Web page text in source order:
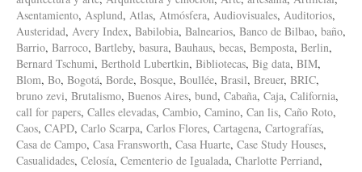
Asentamiento, Asplund, Atlas, Atmósfera, Audiovisuales, Auditorios,
Austeridad, Avery Index, Babilobia, Balnearios, Banco de Bilbao, baño,
Barrio, Barroco, Bartleby, basura, Bauhaus, becas, Bemposta, Berlin,
Bernard Tschumi, Berthold Lubertkin, Bibliotecas, Big data, BIM,
Blom, Bo, Bogotá, Borde, Bosque, Boullée, Brasil, Breuer, BRIC,
bruno zevi, Brutalismo, Buenos Aires, bund, Cabaña, Caja, California,
call for papers, Calles elevadas, Cambio, Camino, Can lis, Caño Roto,
Caos, CAPD, Carlo Scarpa, Carlos Flores, Cartagena, Cartografías,
Casa de Campo, Casa Fransworth, Casa Huarte, Case Study Houses,
Casualidades, Celosía, Cementerio de Igualada, Charlotte Perriand,